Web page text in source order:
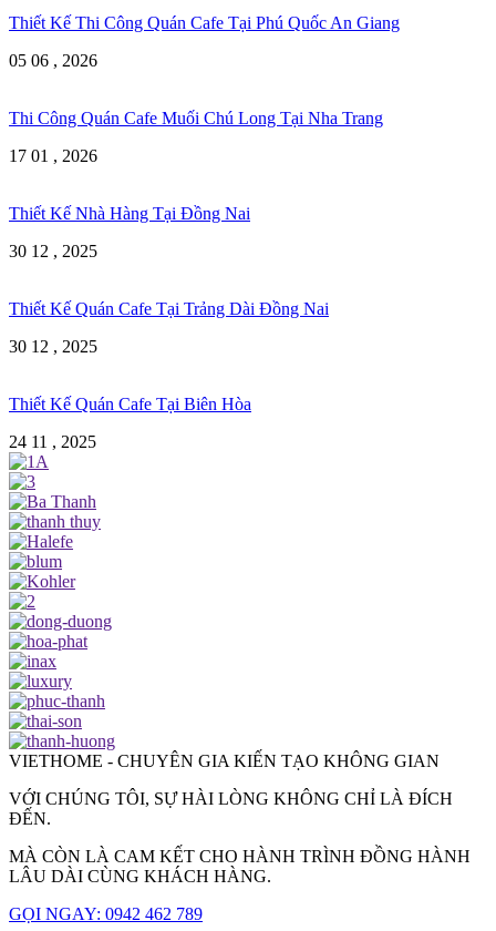
Thiết Kế Thi Công Quán Cafe Tại Phú Quốc An Giang
05 06 , 2026
Thi Công Quán Cafe Muối Chú Long Tại Nha Trang
17 01 , 2026
Thiết Kế Nhà Hàng Tại Đồng Nai
30 12 , 2025
Thiết Kế Quán Cafe Tại Trảng Dài Đồng Nai
30 12 , 2025
Thiết Kế Quán Cafe Tại Biên Hòa
24 11 , 2025
VIETHOME - CHUYÊN GIA KIẾN TẠO KHÔNG GIAN
VỚI CHÚNG TÔI, SỰ HÀI LÒNG KHÔNG CHỈ LÀ ĐÍCH
ĐẾN.
MÀ CÒN LÀ CAM KẾT CHO HÀNH TRÌNH ĐỒNG HÀNH
LÂU DÀI CÙNG KHÁCH HÀNG.
GỌI NGAY: 0942 462 789